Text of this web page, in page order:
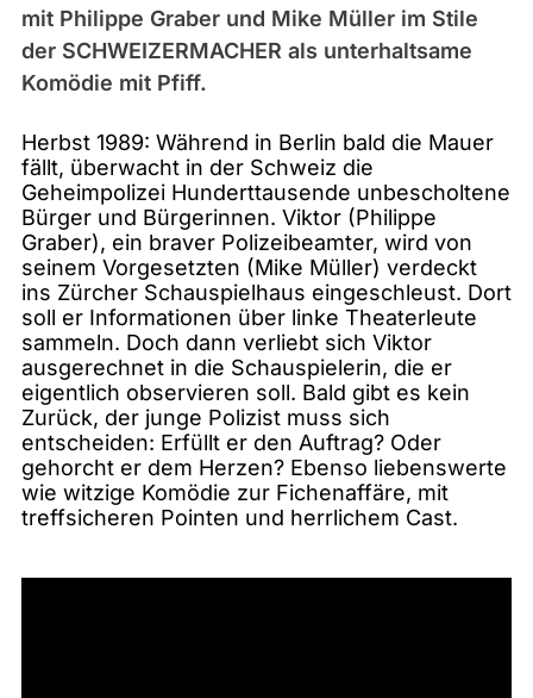
mit Philippe Graber und Mike Müller im Stile
der SCHWEIZERMACHER als unterhaltsame
Komödie mit Pfiff.
Herbst 1989: Während in Berlin bald die Mauer
fällt, überwacht in der Schweiz die
Geheimpolizei Hunderttausende unbescholtene
Bürger und Bürgerinnen. Viktor (Philippe
Graber), ein braver Polizeibeamter, wird von
seinem Vorgesetzten (Mike Müller) verdeckt
ins Zürcher Schauspielhaus eingeschleust. Dort
soll er Informationen über linke Theaterleute
sammeln. Doch dann verliebt sich Viktor
ausgerechnet in die Schauspielerin, die er
eigentlich observieren soll. Bald gibt es kein
Zurück, der junge Polizist muss sich
entscheiden: Erfüllt er den Auftrag? Oder
gehorcht er dem Herzen? Ebenso liebenswerte
wie witzige Komödie zur Fichenaffäre, mit
treffsicheren Pointen und herrlichem Cast.